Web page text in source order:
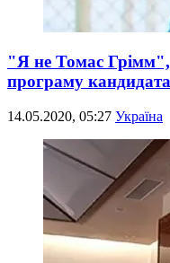
"Я не Томас
програму
14.05.2020, 05:27 Україна